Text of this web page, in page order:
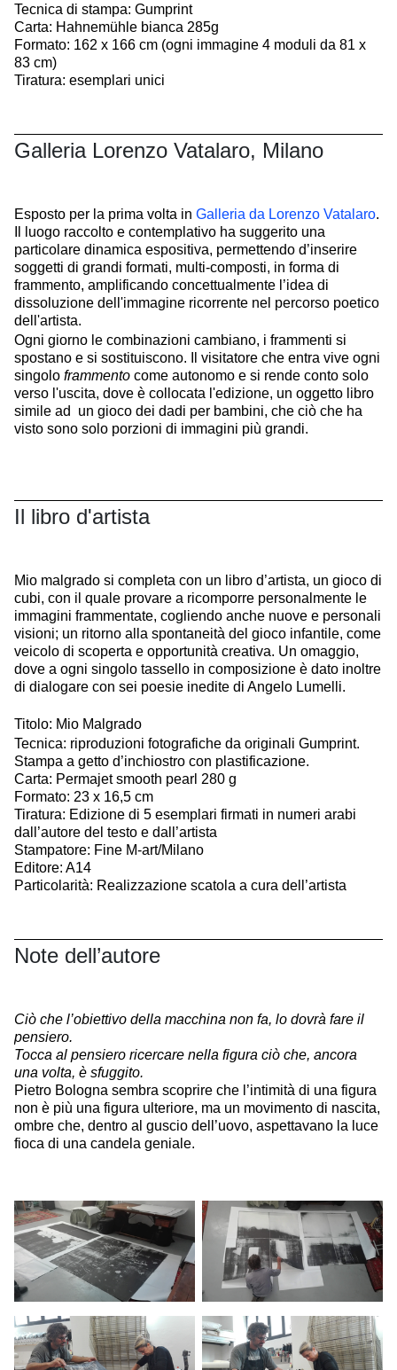
Tecnica di stampa: Gumprint
Carta: Hahnemühle bianca 285g
Formato: 162 x 166 cm (ogni immagine 4 moduli da 81 x
83 cm)
Tiratura: esemplari unici
Galleria Lorenzo Vatalaro, Milano
Esposto per la prima volta in Galleria da Lorenzo Vatalaro.
Il luogo raccolto e contemplativo ha suggerito una
particolare dinamica espositiva, permettendo d’inserire
soggetti di grandi formati, multi-composti, in forma di
frammento, amplificando concettualmente l’idea di
dissoluzione dell'immagine ricorrente nel percorso poetico
dell'artista.
Ogni giorno le combinazioni cambiano, i frammenti si
spostano e si sostituiscono. Il visitatore che entra vive ogni
singolo frammento come autonomo e si rende conto solo
verso l'uscita, dove è collocata l'edizione, un oggetto libro
simile ad un gioco dei dadi per bambini, che ciò che ha
visto sono solo porzioni di immagini più grandi.
Il libro d'artista
Mio malgrado si completa con un libro d’artista, un gioco di
cubi, con il quale provare a ricomporre personalmente le
immagini frammentate, cogliendo anche nuove e personali
visioni; un ritorno alla spontaneità del gioco infantile, come
veicolo di scoperta e opportunità creativa. Un omaggio,
dove a ogni singolo tassello in composizione è dato inoltre
di dialogare con sei poesie inedite di Angelo Lumelli.
Titolo: Mio Malgrado
Tecnica: riproduzioni fotografiche da originali Gumprint.
Stampa a getto d’inchiostro con plastificazione.
Carta: Permajet smooth pearl 280 g
Formato: 23 x 16,5 cm
Tiratura: Edizione di 5 esemplari firmati in numeri arabi
dall’autore del testo e dall’artista
Stampatore: Fine M-art/Milano
Editore: A14
Particolarità: Realizzazione scatola a cura dell’artista
Note dell’autore
Ciò che l’obiettivo della macchina non fa, lo dovrà fare il
pensiero.
Tocca al pensiero ricercare nella figura ciò che, ancora
una volta, è sfuggito.
Pietro Bologna sembra scoprire che l’intimità di una figura
non è più una figura ulteriore, ma un movimento di nascita,
ombre che, dentro al guscio dell’uovo, aspettavano la luce
fioca di una candela geniale.